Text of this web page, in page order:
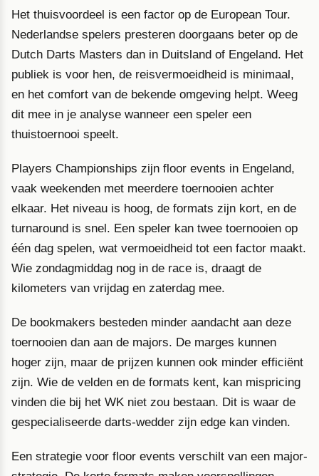
Het thuisvoordeel is een factor op de European Tour.
Nederlandse spelers presteren doorgaans beter op de
Dutch Darts Masters dan in Duitsland of Engeland. Het
publiek is voor hen, de reisvermoeidheid is minimaal,
en het comfort van de bekende omgeving helpt. Weeg
dit mee in je analyse wanneer een speler een
thuistoernooi speelt.
Players Championships zijn floor events in Engeland,
vaak weekenden met meerdere toernooien achter
elkaar. Het niveau is hoog, de formats zijn kort, en de
turnaround is snel. Een speler kan twee toernooien op
één dag spelen, wat vermoeidheid tot een factor maakt.
Wie zondagmiddag nog in de race is, draagt de
kilometers van vrijdag en zaterdag mee.
De bookmakers besteden minder aandacht aan deze
toernooien dan aan de majors. De marges kunnen
hoger zijn, maar de prijzen kunnen ook minder efficiënt
zijn. Wie de velden en de formats kent, kan mispricing
vinden die bij het WK niet zou bestaan. Dit is waar de
gespecialiseerde darts-wedder zijn edge kan vinden.
Een strategie voor floor events verschilt van een major-